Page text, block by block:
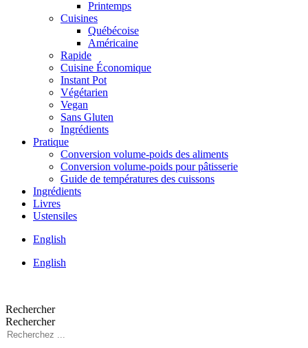
Printemps
Cuisines
Québécoise
Américaine
Rapide
Cuisine Économique
Instant Pot
Végétarien
Vegan
Sans Gluten
Ingrédients
Pratique
Conversion volume-poids des aliments
Conversion volume-poids pour pâtisserie
Guide de températures des cuissons
Ingrédients
Livres
Ustensiles
English
English
Rechercher
Rechercher